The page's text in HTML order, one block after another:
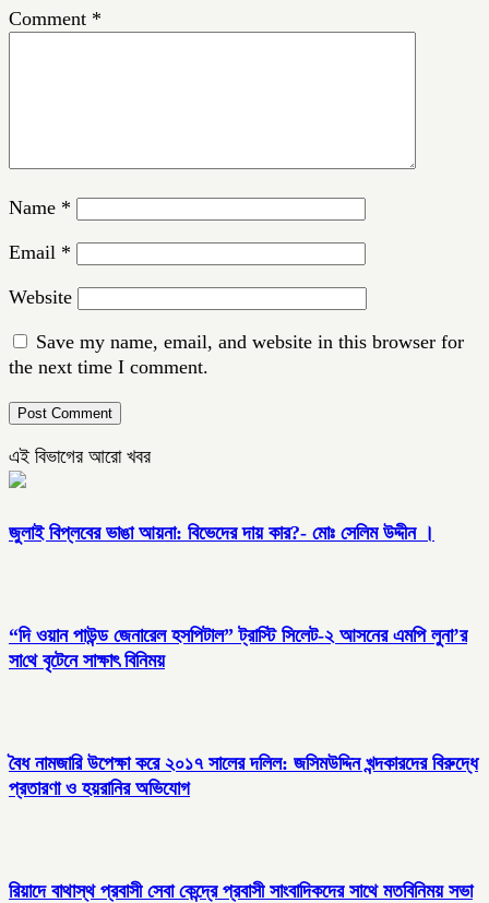
Comment *
Name *
Email *
Website
Save my name, email, and website in this browser for
the next time I comment.
এই বিভাগের আরো খবর
জুলাই বিপ্লবের ভাঙা আয়না: বিভেদের দায় কার?- মোঃ সেলিম উদ্দীন ।
“দি ওয়ান পাউন্ড জেনারেল হসপিটাল” ট্রাস্টি সিলেট-২ আসনের এমপি লুনা’র
সা‌থে বৃটেনে সাক্ষাৎ বিনিময়
বৈধ নামজারি উপেক্ষা করে ২০১৭ সালের দলিল: জসিমউদ্দিন খন্দকারদের বিরুদ্ধে
প্রতারণা ও হয়রানির অভিযোগ
রিয়াদে বাথাস্থ প্রবাসী সেবা কেন্দ্রে প্রবাসী সাংবাদিকদের সাথে মতবিনিময় সভা